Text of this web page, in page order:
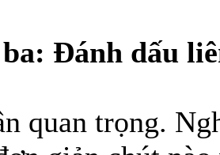
Đánh dấu
quan trọng.